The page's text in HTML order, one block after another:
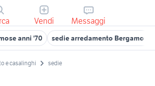
Vendi Messaggi
anni '70 sedie arredamento Bergamo
e casalinghi sedie